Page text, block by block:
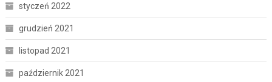
styczeń 2022
grudzień 2021
listopad 2021
październik 2021